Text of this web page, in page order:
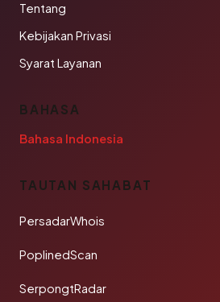
Tentang
Kebijakan Privasi
Syarat Layanan
BAHASA
Bahasa Indonesia
TAUTAN SAHABAT
PersadarWhois
PoplinedScan
SerpongtRadar